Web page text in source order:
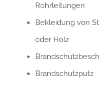
Rohrleitungen
Bekleidung von
oder Holz
Brandschutzputz